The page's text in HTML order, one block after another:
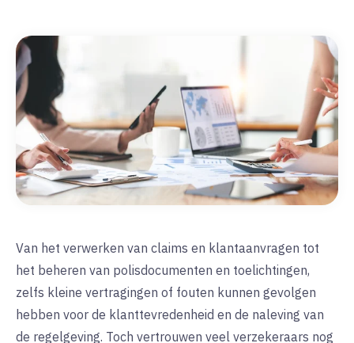
Van het verwerken van claims en klantaanvragen tot
het beheren van polisdocumenten en toelichtingen,
zelfs kleine vertragingen of fouten kunnen gevolgen
hebben voor de klanttevredenheid en de naleving van
de regelgeving. Toch vertrouwen veel verzekeraars nog